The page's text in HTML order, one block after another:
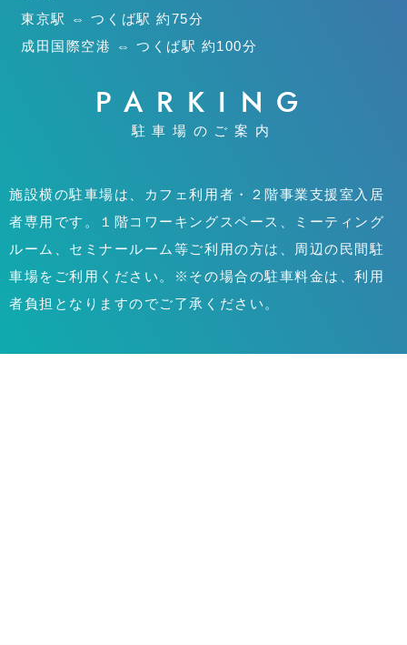
東京駅 ⇔ つくば駅 約75分
成田国際空港 ⇔ つくば駅 約100分
PARKING
駐車場のご案内
施設横の駐車場は、カフェ利用者・２階事業支援室入居
者専用です。１階コワーキングスペース、ミーティング
ルーム、セミナールーム等ご利用の方は、周辺の民間駐
車場をご利用ください。※その場合の駐車料金は、利用
者負担となりますのでご了承ください。